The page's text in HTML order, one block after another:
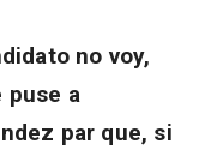
no voy,
puse a
par que, si